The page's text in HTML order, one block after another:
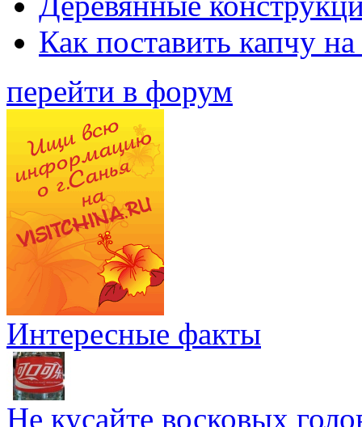
Как поставить капчу
перейти в форум
Интересные факты
Не кусайте восковых